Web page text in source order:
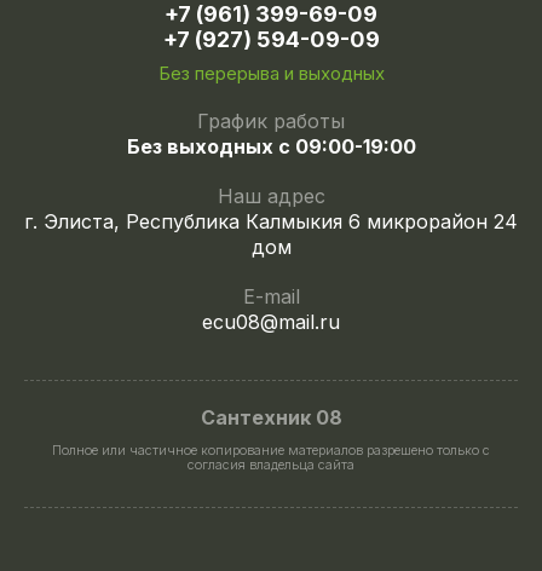
+7 (961) 399-69-09
+7 (927) 594-09-09
Без перерыва и выходных
График работы
Без выходных с 09:00-19:00
Наш адрес
г. Элиста, Республика Калмыкия 6 микрорайон 24
дом
E-mail
ecu08@mail.ru
Сантехник 08
Полное или частичное копирование материалов разрешено только с
согласия владельца сайта